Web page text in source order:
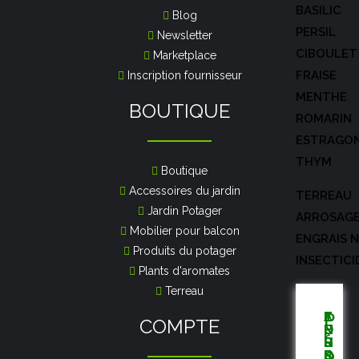
BASILIC
PERSIL
FRAISE
MENTHE
ROMARIN
THYM
TERREAU
ENGRAIS
P
r
o
T
O
U
S
E
N
G
R
I
N
S
E
T
E
R
R
A
R
R
O
Blog
Newsletter
Marketplace
Inscription fournisseur
BOUTIQUE
Boutique
Accessoires du jardin
Jardin Potager
Mobilier pour balcon
Produits du potager
Plants d'aromates
Terreau
COMPTE